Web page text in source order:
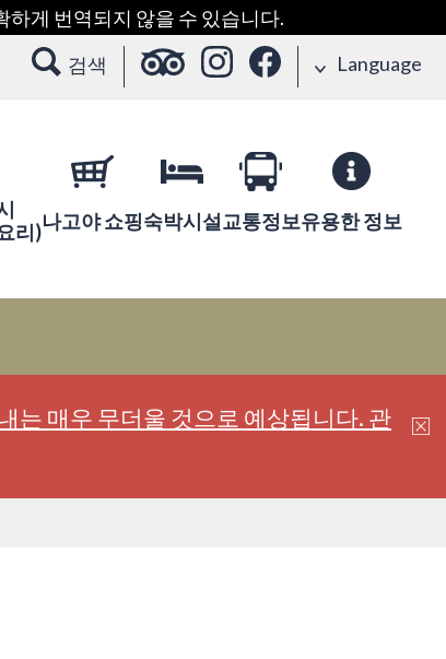
하게 번역되지 않을 수 있습니다.
검색 Language
리)나고야 쇼핑숙박시설교통정보유용한 정보
는 매우 무더울 것으로 예상됩니다. 관